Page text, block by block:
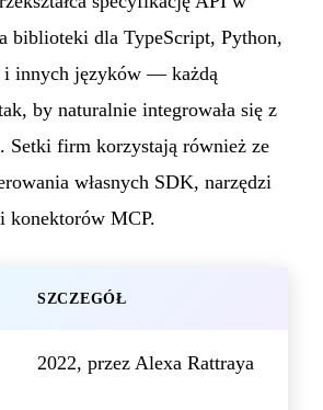
biblioteki dla TypeScript, Python,
i innych języków — każdą
by naturalnie integrowała się z
Setki firm korzystają również ze
własnych SDK, narzędzi
konektorów MCP.
SZCZEGÓŁ
2022, przez Alexa Rattraya